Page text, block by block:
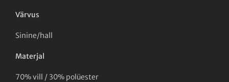
Värvus
Sinine/hall
Materjal
70% vill / 30% polüester